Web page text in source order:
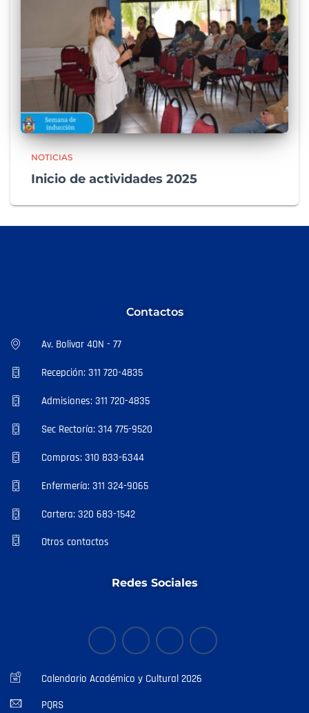
NOTICIAS
Inicio de actividades 2025
Contactos
Av. Bolivar 40N - 77
Recepción: 311 720-4835
Admisiones: 311 720-4835
Sec Rectoría: 314 775-9520
Compras: 310 833-6344
Enfermería: 311 324-9065
Cartera: 320 683-1542
Otros contactos
Redes Sociales
Calendario Académico y Cultural 2026
PQRS